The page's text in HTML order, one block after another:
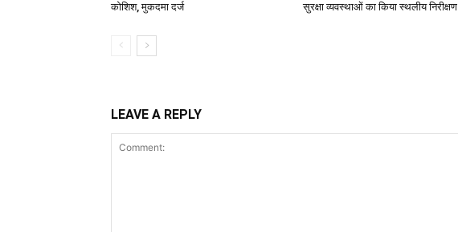
कोशिश, मुकदमा दर्ज
सुरक्षा व्यवस्थाओं का किया स्थलीय निरीक्षण
LEAVE A REPLY